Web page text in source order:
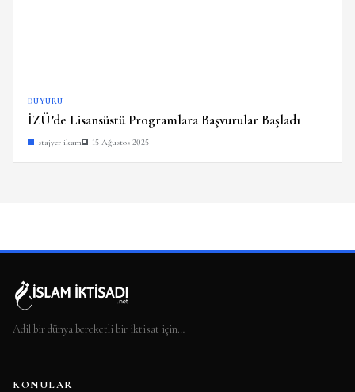
DUYURU
İZÜ’de Lisansüstü Programlara Başvurular Başladı
stajyer ikam 15 Ağustos 2025
Adil bir dünya bereketli bir iktisat için…
KONULAR